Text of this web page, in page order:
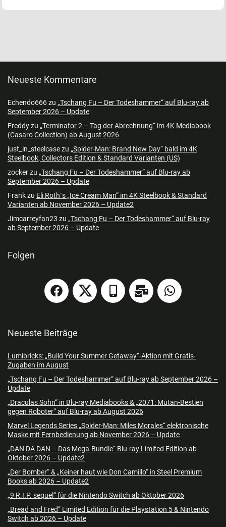
Neueste Kommentare
Echendo666zu „Tschang Fu – Der Todeshammer“ auf Blu-ray ab
September 2026 – Update
Freddyzu „Terminator 2 – Tag der Abrechnung“ im 4K Mediabook
(Casaro Collection) ab August 2026
just_in_steelcasezu „Spider-Man: Brand New Day“ bald im 4K
Steelbook, Collectors Edition & Standard Varianten (US)
zockerzu „Tschang Fu – Der Todeshammer“ auf Blu-ray ab
September 2026 – Update
Frankzu Eli Roth´s „Ice Cream Man“ im 4K Steelbook & Standard
Varianten ab November 2026 – Update2
Jimcarreyfan23 zu „Tschang Fu – Der Todeshammer“ auf Blu-ray
ab September 2026 – Update
Folgen
Neueste Beiträge
Lumibricks: „Build Your Summer Getaway“-Aktion mit Gratis-
Zugaben im August
„Tschang Fu – Der Todeshammer“ auf Blu-ray ab September 2026 –
Update
„Draculas Sohn“ in Blu-ray Mediabooks & „2071: Mutan-Bestien
gegen Roboter“ auf Blu-ray ab August 2026
Marvel Legends Series „Spider-Man: Miles Morales“ elektronische
Maske mit Fernbedienung ab November 2026 – Update
„DAN DA DAN – Das Mega-Bundle“ Blu-ray Limited Edition ab
Oktober 2026 – Update2
„Der Bomber“ & „Keiner haut wie Don Camillo“ in Steel Premium
Books ab 2026 – Update2
„9 R.I.P. sequel“ für die Nintendo Switch ab Oktober 2026
„Bread and Fred“ Limited Edition für die Playstation 5 & Nintendo
Switch ab 2026 – Update